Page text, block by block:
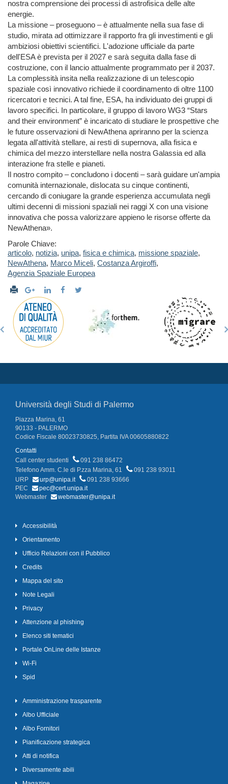
nostra comprensione dei processi di astrofisica delle alte
energie.
La missione – proseguono – è attualmente nella sua fase di
studio, mirata ad ottimizzare il rapporto fra gli investimenti e gli
ambiziosi obiettivi scientifici. L'adozione ufficiale da parte
dell'ESA è prevista per il 2027 e sarà seguita dalla fase di
costruzione, con il lancio attualmente programmato per il 2037.
La complessità insita nella realizzazione di un telescopio
spaziale così innovativo richiede il coordinamento di oltre 1100
ricercatori e tecnici. A tal fine, ESA, ha individuato dei gruppi di
lavoro specifici. In particolare, il gruppo di lavoro WG3 “Stars
and their environment” è incaricato di studiare le prospettive che
le future osservazioni di NewAthena apriranno per la scienza
legata all'attività stellare, ai resti di supernova, alla fisica e
chimica del mezzo interstellare nella nostra Galassia ed alla
interazione fra stelle e pianeti.
Il nostro compito – concludono i docenti – sarà guidare un'ampia
comunità internazionale, dislocata su cinque continenti,
cercando di coniugare la grande esperienza accumulata negli
ultimi decenni di missioni spaziali nei raggi X con una visione
innovativa che possa valorizzare appieno le risorse offerte da
NewAthena».
Parole Chiave:
articolo, notizia, unipa, fisica e chimica, missione spaziale,
NewAthena, Marco Miceli, Costanza Argiroffi,
Agenzia Spaziale Europea
Università degli Studi di Palermo
Piazza Marina, 61
90133 - PALERMO
Codice Fiscale 80023730825, Partita IVA 00605880822
Contatti
Call center studenti
091 238 86472
Telefono Amm. C.le di P.zza Marina, 61
091 238 93011
URP
urp@unipa.it
091 238 93666
PEC
pec@cert.unipa.it
Webmaster
webmaster@unipa.it
Accessibilità
Orientamento
Ufficio Relazioni con il Pubblico
Credits
Mappa del sito
Note Legali
Privacy
Attenzione al phishing
Elenco siti tematici
Portale OnLine delle Istanze
Wi-Fi
Spid
Amministrazione trasparente
Albo Ufficiale
Albo Fornitori
Pianificazione strategica
Atti di notifica
Diversamente abili